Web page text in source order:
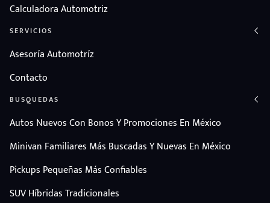
Calculadora Automotriz
SERVICIOS
Asesoría Automotríz
Contacto
BUSQUEDAS
Autos Nuevos Con Bonos Y Promociones En México
Minivan Familiares Más Buscadas Y Nuevas En México
Pickups Pequeñas Más Confiables
SUV Híbridas Tradicionales